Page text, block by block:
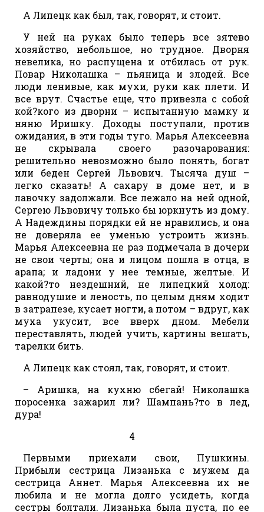
А Липецк как был, так, говорят, и стоит.
У ней на руках было теперь все зятево
хозяйство, небольшое, но трудное. Дворня
невелика, но распущена и отбилась от рук.
Повар Николашка – пьяница и злодей. Все
люди ленивые, как мухи, руки как плети. И
все врут. Счастье еще, что привезла с собой
кой?кого из дворни – испытанную мамку и
няню Иришку. Доходы поступали, против
ожидания, в эти годы туго. Марья Алексеевна
не скрывала своего разочарования:
решительно невозможно было понять, богат
или беден Сергей Львович. Тысяча душ –
легко сказать! А сахару в доме нет, и в
лавочку задолжали. Все лежало на ней одной,
Сергею Львовичу только бы юркнуть из дому.
А Надеждины порядки ей не нравились, и она
не доверяла ее уменью устроить жизнь.
Марья Алексеевна не раз подмечала в дочери
не свои черты; она и лицом пошла в отца, в
арапа; и ладони у нее темные, желтые. И
какой?то нездешний, не липецкий холод:
равнодушие и леность, по целым дням ходит
в затрапезе, кусает ногти, а потом – вдруг, как
муха укусит, все вверх дном. Мебели
переставлять, людей учить, картины вешать,
тарелки бить.
А Липецк как стоял, так, говорят, и стоит.
– Аришка, на кухню сбегай! Николашка
поросенка зажарил ли? Шампань?то в лед,
дура!
4
Первыми приехали свои, Пушкины.
Прибыли сестрица Лизанька с мужем да
сестрица Аннет. Марья Алексеевна их не
любила и не могла долго усидеть, когда
сестры болтали. Лизанька была пуста, по ее